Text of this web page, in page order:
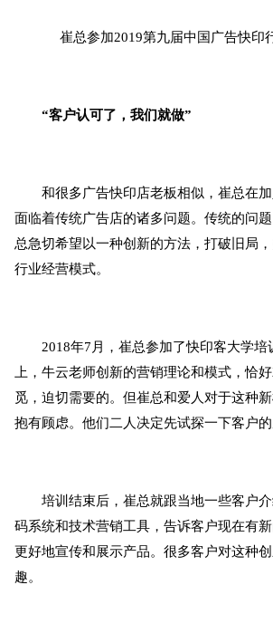
崔总参加2019第九届中国广告快印
“客户认可了，我们就做”
和很多广告快印店老板相似，崔总在
面临着传统广告店的诸多问题。传统的问
总急切希望以一种创新的方法，打破旧局
行业经营模式。
2018年7月，崔总参加了快印客大学
上，牛云老师创新的营销理论和模式，恰
觅，迫切需要的。但崔总和爱人对于这种
抱有顾虑。他们二人决定先试探一下客户的
培训结束后，崔总就跟当地一些客户
码系统和技术营销工具，告诉客户现在有
更好地宣传和展示产品。很多客户对这种
趣。